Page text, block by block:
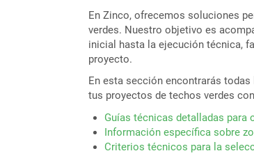
En Zinco, ofrecemos soluciones
verdes. Nuestro objetivo es
inicial hasta la ejecución técnica,
proyecto.
En esta sección encontrarás
tus proyectos de techos verdes
Guías técnicas detalladas para
Información específica sobre
Criterios técnicos para la